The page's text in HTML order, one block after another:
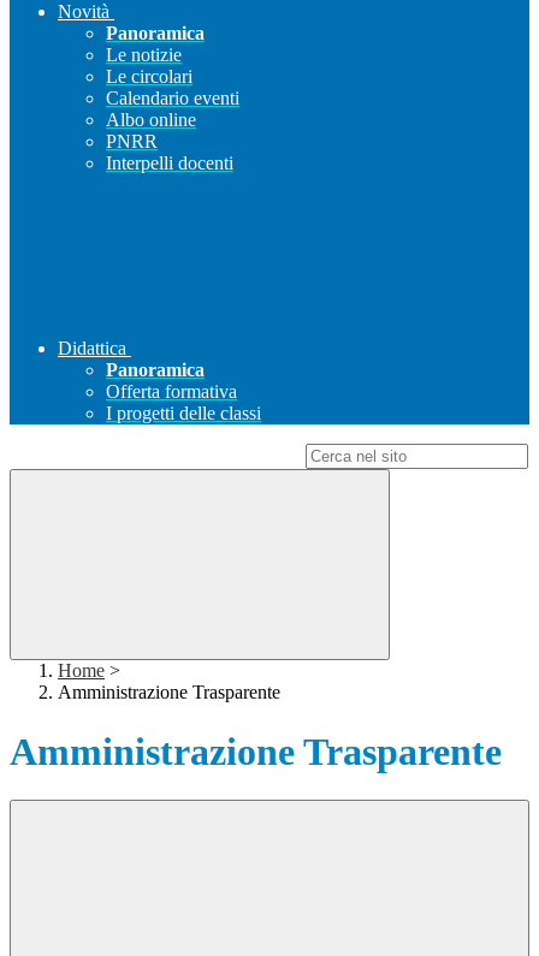
Novità
Panoramica
Le notizie
Le circolari
Calendario eventi
Albo online
PNRR
Interpelli docenti
Didattica
Panoramica
Offerta formativa
I progetti delle classi
Home >
Amministrazione Trasparente
Amministrazione Trasparente